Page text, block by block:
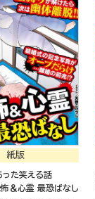
紙版
った笑える話
＆心霊 最恐ばなし